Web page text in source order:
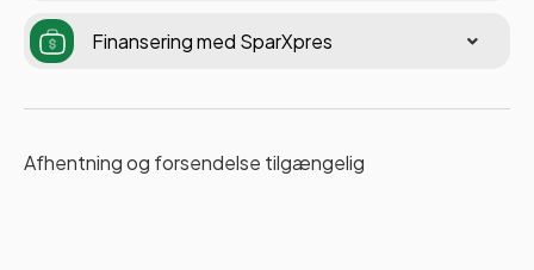
Finansering med SparXpres
Afhentning og forsendelse tilgængelig